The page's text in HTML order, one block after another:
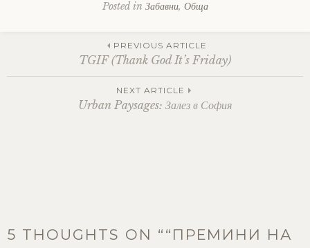
Posted in Забавни, Обща
navigation
PREVIOUS ARTICLE
TGIF (Thank God It’s Friday)
NEXT ARTICLE
Urban Paysages: Залез в София
5 THOUGHTS ON “ “ПРЕМИНИ НА